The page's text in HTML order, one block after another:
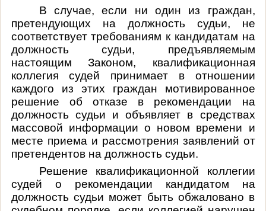
В случае, если ни один из граждан,
претендующих на должность судьи, не
соответствует требованиям к кандидатам на
должность судьи, предъявляемым
настоящим Законом, квалификационная
коллегия судей принимает в отношении
каждого из этих граждан мотивированное
решение об отказе в рекомендации на
должность судьи и объявляет в средствах
массовой информации о новом времени и
месте приема и рассмотрения заявлений от
претендентов на должность судьи.
Решение квалификационной коллегии
судей о рекомендации кандидатом на
должность судьи может быть обжаловано в